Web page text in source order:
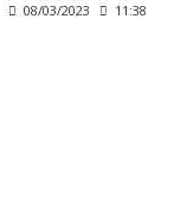
08/03/2023 11:38